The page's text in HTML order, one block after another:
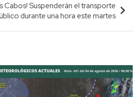
Cabos! Suspenderán el transporte
durante una hora este martes